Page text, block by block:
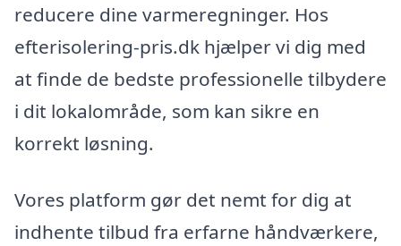
reducere dine varmeregninger. Hos
efterisolering-pris.dk hjælper vi dig med
at finde de bedste professionelle tilbydere
i dit lokalområde, som kan sikre en
korrekt løsning.
Vores platform gør det nemt for dig at
indhente tilbud fra erfarne håndværkere,